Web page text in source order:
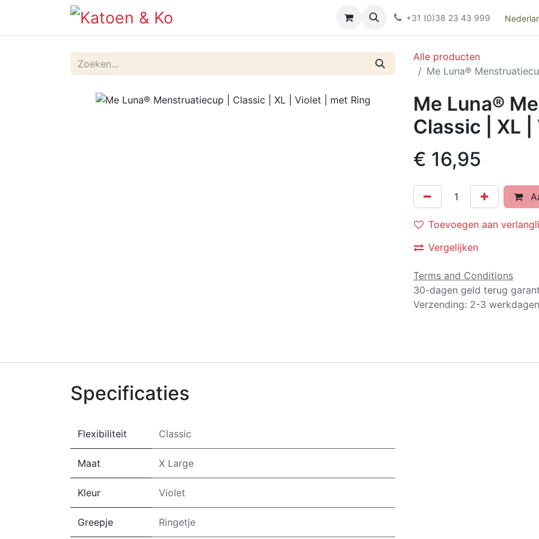
Kieswijzer nacht- en kraamverband
+31 (0)38 23 43 999
Alle producten
Me Luna®
Me Luna®
Classic | XL
€ 16,95
Toevoegen aan
Vergelijken
Terms and Conditions
30-dagen geld terug
Verzending: 2-3 werkdagen
Specificaties
Flexibiliteit Classic
Maat X Large
Kleur Violet
Greepje Ringetje